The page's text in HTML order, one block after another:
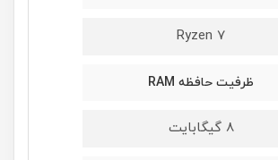
Ryzen 7
ظرفیت حافظه RAM
8 گیگابایت